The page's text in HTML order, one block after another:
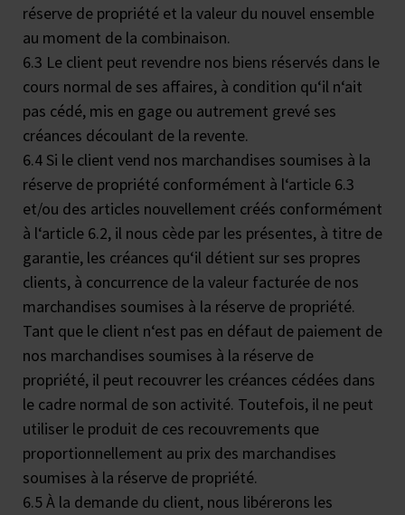
réserve de propriété et la valeur du nouvel ensemble
au moment de la combinaison.
6.3 Le client peut revendre nos biens réservés dans le
cours normal de ses affaires, à condition qu‘il n‘ait
pas cédé, mis en gage ou autrement grevé ses
créances découlant de la revente.
6.4 Si le client vend nos marchandises soumises à la
réserve de propriété conformément à l‘article 6.3
et/ou des articles nouvellement créés conformément
à l‘article 6.2, il nous cède par les présentes, à titre de
garantie, les créances qu‘il détient sur ses propres
clients, à concurrence de la valeur facturée de nos
marchandises soumises à la réserve de propriété.
Tant que le client n‘est pas en défaut de paiement de
nos marchandises soumises à la réserve de
propriété, il peut recouvrer les créances cédées dans
le cadre normal de son activité. Toutefois, il ne peut
utiliser le produit de ces recouvrements que
proportionnellement au prix des marchandises
soumises à la réserve de propriété.
6.5 À la demande du client, nous libérerons les